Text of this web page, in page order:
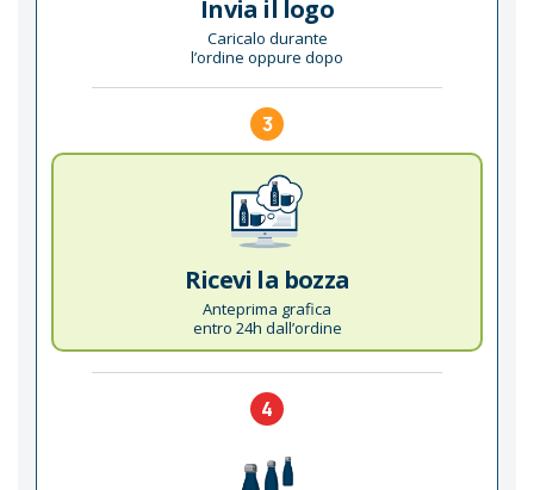
Invia il logo
Caricalo durante
l’ordine oppure dopo
3
Ricevi la bozza
Anteprima grafica
entro 24h dall’ordine
4